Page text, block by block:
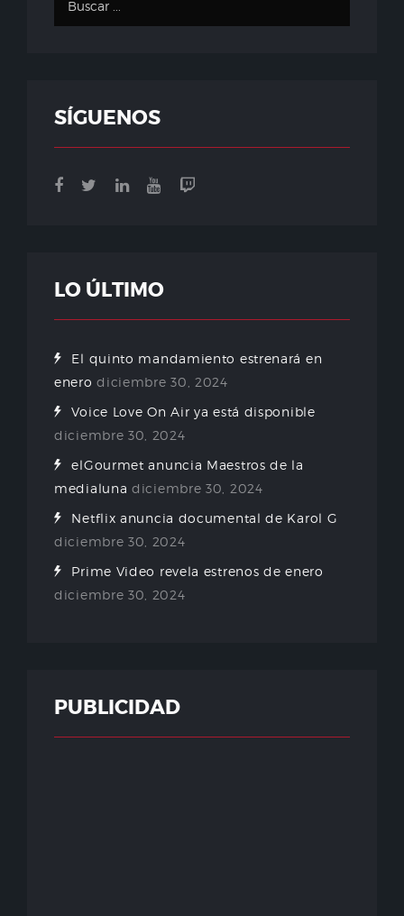
SÍGUENOS
LO ÚLTIMO
El quinto mandamiento estrenará en
enero diciembre 30, 2024
Voice Love On Air ya está disponible
diciembre 30, 2024
elGourmet anuncia Maestros de la
medialuna diciembre 30, 2024
Netflix anuncia documental de Karol G
diciembre 30, 2024
Prime Video revela estrenos de enero
diciembre 30, 2024
PUBLICIDAD